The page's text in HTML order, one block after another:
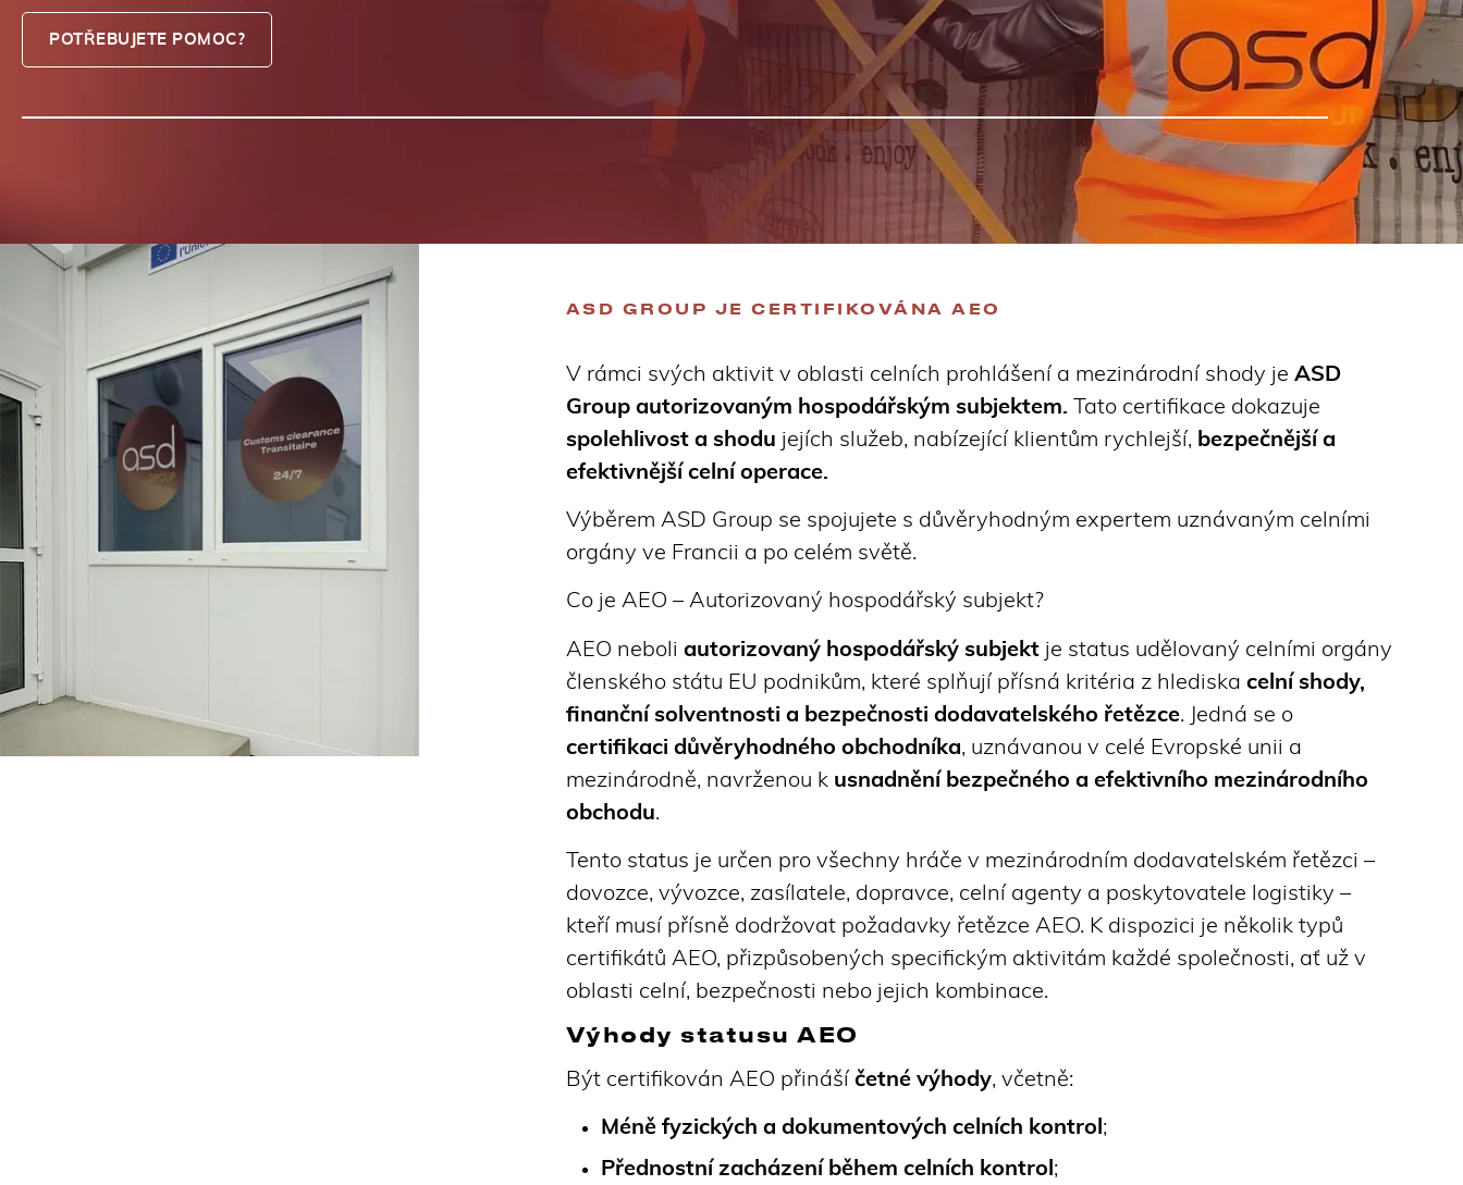
POTŘEBUJETE POMOC?
ASD GROUP JE CERTIFIKOVÁNA AEO
V rámci svých aktivit v oblasti celních prohlášení a mezinárodní shody je ASD
Group autorizovaným hospodářským subjektem. Tato certifikace dokazuje
spolehlivost a shodu jejích služeb, nabízející klientům rychlejší, bezpečnější a
efektivnější celní operace.
Výběrem ASD Group se spojujete s důvěryhodným expertem uznávaným celními
orgány ve Francii a po celém světě.
Co je AEO – Autorizovaný hospodářský subjekt?
AEO neboli autorizovaný hospodářský subjektje status udělovaný celními orgány
členského státu EU podnikům, které splňují přísná kritéria z hlediska celní shody,
finanční solventnosti a bezpečnosti dodavatelského řetězce. Jedná se o
certifikaci důvěryhodného obchodníka, uznávanou v celé Evropské unii a
mezinárodně, navrženou k usnadnění bezpečného a efektivního mezinárodního
obchodu.
Tento status je určen pro všechny hráče v mezinárodním dodavatelském řetězci –
dovozce, vývozce, zasílatele, dopravce, celní agenty a poskytovatele logistiky –
kteří musí přísně dodržovat požadavky řetězce AEO. K dispozici je několik typů
certifikátů AEO, přizpůsobených specifickým aktivitám každé společnosti, ať už v
oblasti celní, bezpečnosti nebo jejich kombinace.
Výhody statusu AEO
Být certifikován AEO přináší četné výhody, včetně:
Méně fyzických a dokumentových celních kontrol ;
Přednostní zacházení během celních kontrol ;